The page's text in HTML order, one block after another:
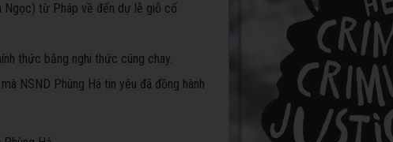
Ngọc) từ Pháp về đến dự lễ giỗ cố
thức bằng nghi thức cúng chay.
NSND Phùng Há tin yêu đã đồng hành